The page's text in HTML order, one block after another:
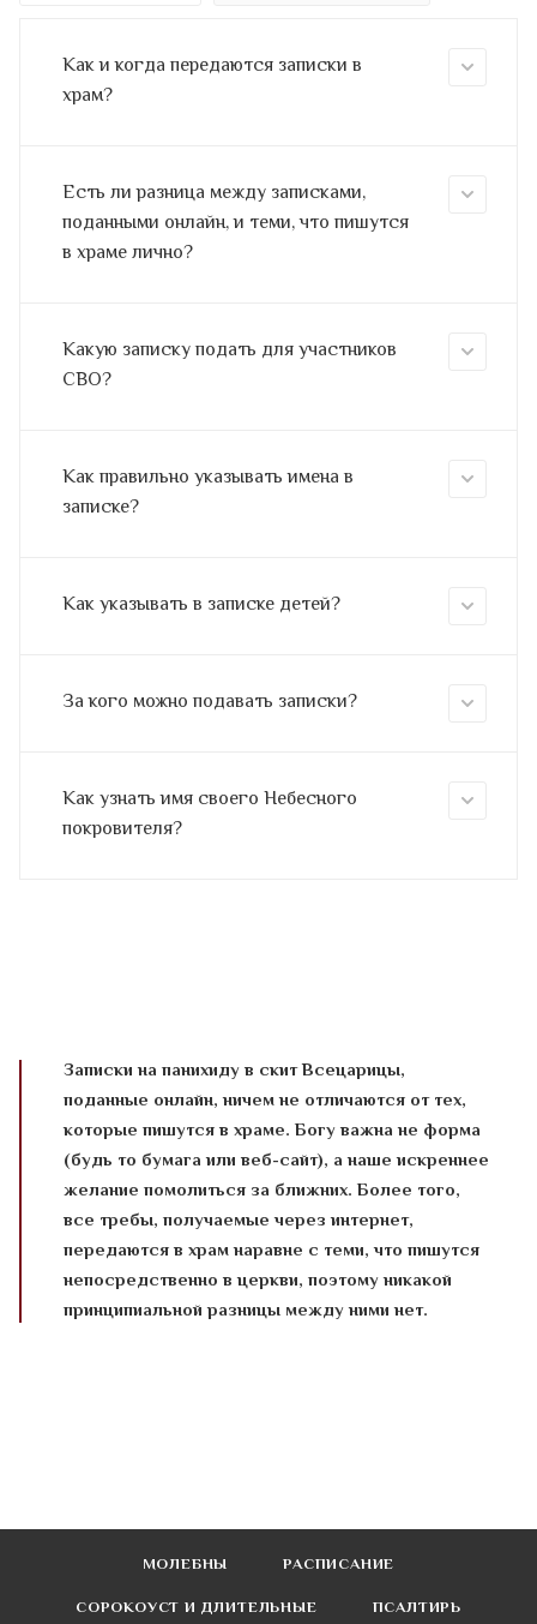
Как и когда передаются записки в
храм?
Есть ли разница между записками,
поданными онлайн, и теми, что пишутся
в храме лично?
Какую записку подать для участников
СВО?
Как правильно указывать имена в
записке?
Как указывать в записке детей?
За кого можно подавать записки?
Как узнать имя своего Небесного
покровителя?
Записки на панихиду в скит Всецарицы,
поданные онлайн, ничем не отличаются от тех,
которые пишутся в храме. Богу важна не форма
(будь то бумага или веб-сайт), а наше искреннее
желание помолиться за ближних. Более того,
все требы, получаемые через интернет,
передаются в храм наравне с теми, что пишутся
непосредственно в церкви, поэтому никакой
принципиальной разницы между ними нет.
МОЛЕБНЫ
РАСПИСАНИЕ
СОРОКОУСТ И ДЛИТЕЛЬНЫЕ
ПСАЛТИРЬ